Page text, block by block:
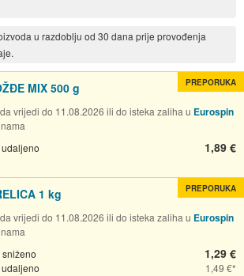
u razdoblju od 30 dana prije provođenja
MIX 500 g
vrijedi do 11.08.2026 ili do isteka zaliha u Eurospin
udaljeno 1,89 €
PREPORUKA
1 kg
vrijedi do 11.08.2026 ili do isteka zaliha u Eurospin
sniženo
udaljeno
1,29 €
1,49 €
PREPORUKA